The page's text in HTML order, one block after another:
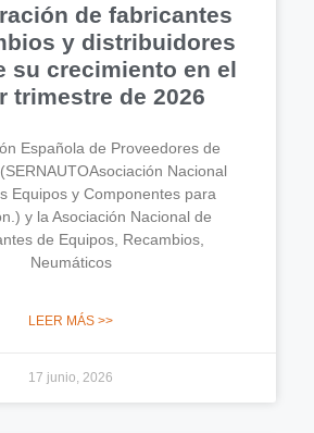
de fabricantes
y distribuidores
su crecimiento en el
trimestre de 2026
Española de Proveedores de
Nacional
Equipos y Componentes para
y la Asociación Nacional de
de Equipos, Recambios,
Neumáticos
LEER MÁS >>
17 junio, 2026